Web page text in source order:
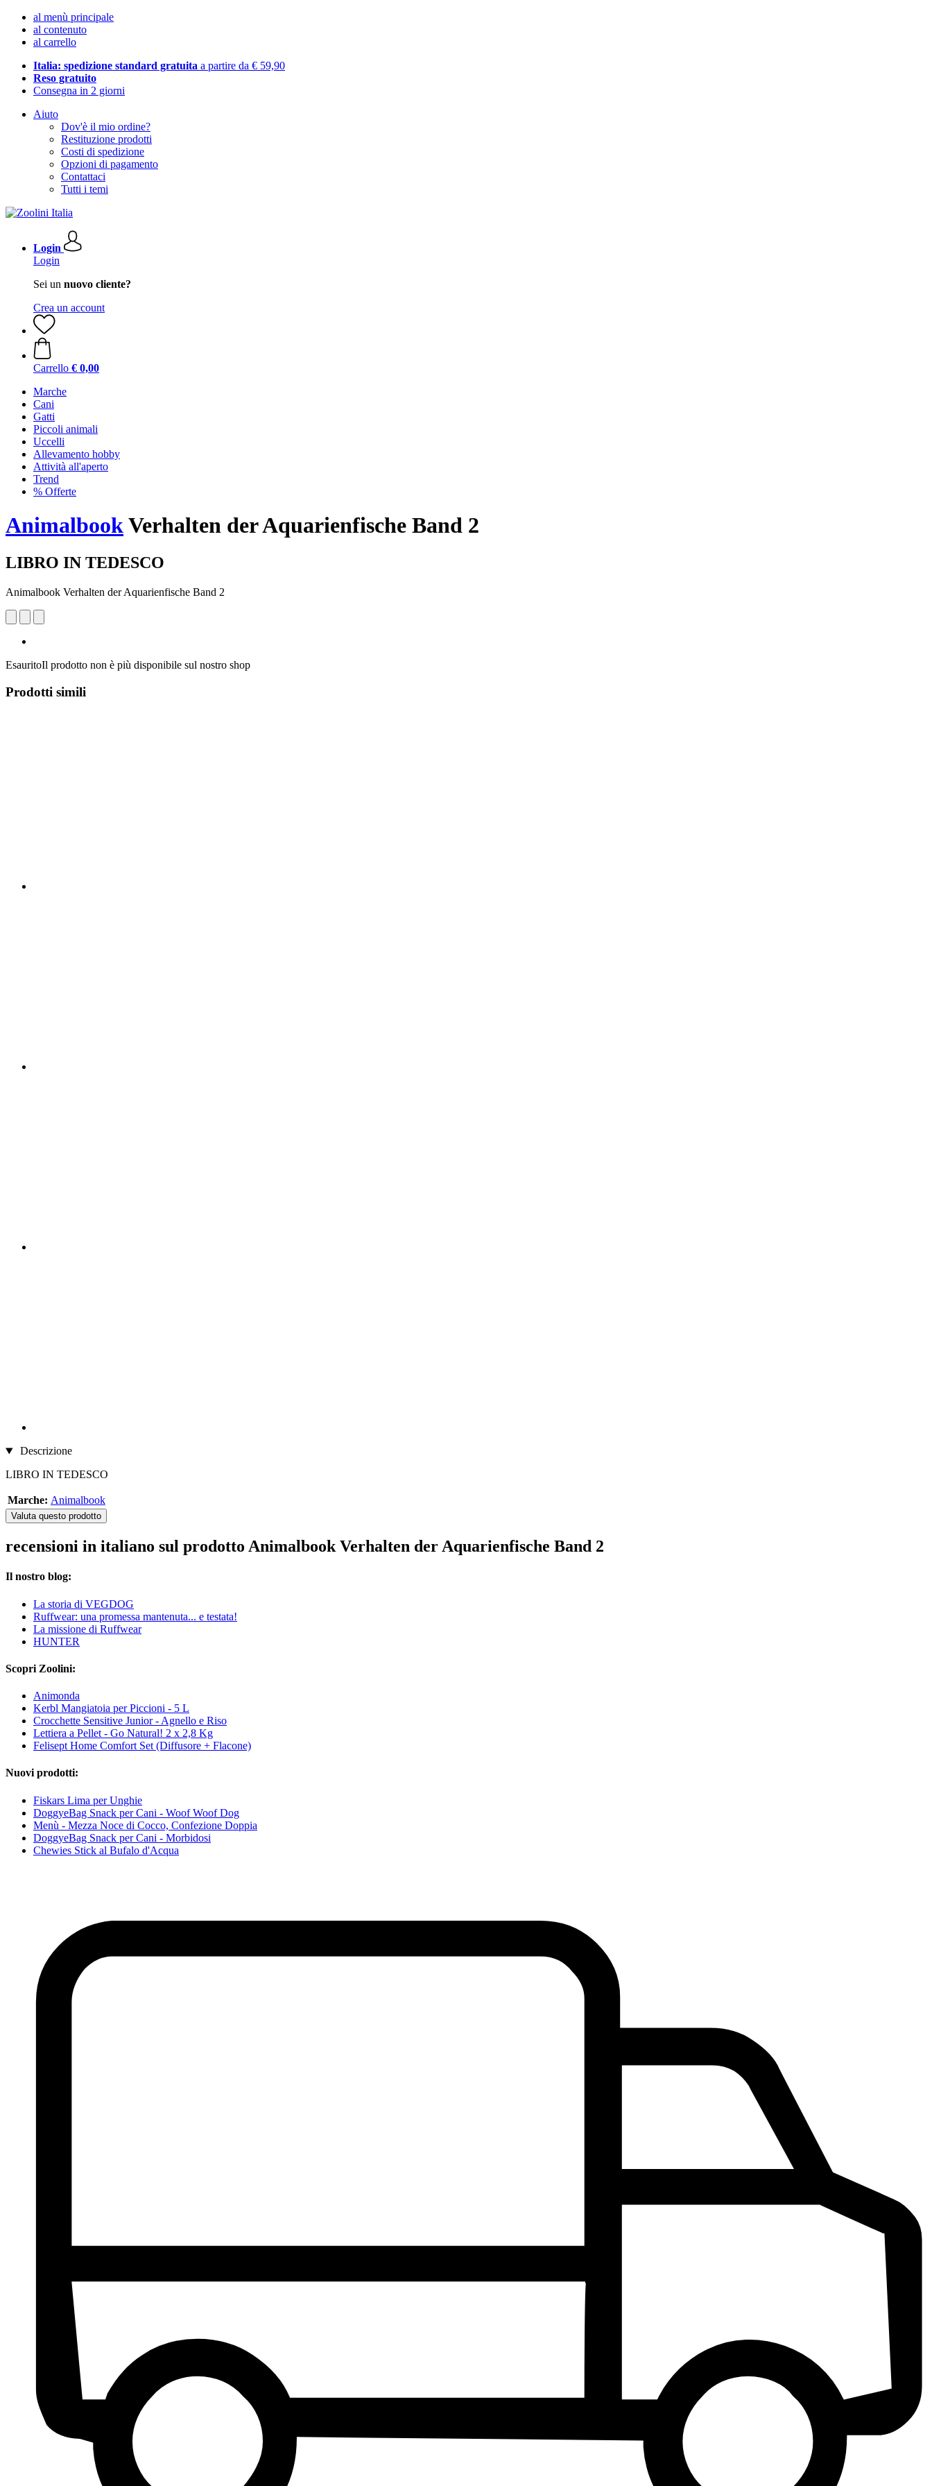
al menù principale
al contenuto
al carrello
Italia: spedizione standard gratuita a partire da € 59,90
Reso gratuito
Consegna in 2 giorni
Aiuto
Dov'è il mio ordine?
Restituzione prodotti
Costi di spedizione
Opzioni di pagamento
Contattaci
Tutti i temi
Login
Login
Sei un nuovo cliente?
Crea un account
Carrello € 0,00
Marche
Cani
Gatti
Piccoli animali
Uccelli
Allevamento hobby
Attività all'aperto
Trend
% Offerte
AnimalbookVerhalten der Aquarienfische Band 2
LIBRO IN TEDESCO
Animalbook Verhalten der Aquarienfische Band 2
EsauritoIl prodotto non è più disponibile sul nostro shop
Prodotti simili
Descrizione
LIBRO IN TEDESCO
Marche: Animalbook
Valuta questo prodotto
recensioni in italiano sul prodotto Animalbook Verhalten der Aquarienfische Band 2
Il nostro blog:
La storia di VEGDOG
Ruffwear: una promessa mantenuta... e testata!
La missione di Ruffwear
HUNTER
Scopri Zoolini:
Animonda
Kerbl Mangiatoia per Piccioni - 5 L
Crocchette Sensitive Junior - Agnello e Riso
Lettiera a Pellet - Go Natural! 2 x 2,8 Kg
Felisept Home Comfort Set (Diffusore + Flacone)
Nuovi prodotti:
Fiskars Lima per Unghie
DoggyeBag Snack per Cani - Woof Woof Dog
Menù - Mezza Noce di Cocco, Confezione Doppia
DoggyeBag Snack per Cani - Morbidosi
Chewies Stick al Bufalo d'Acqua